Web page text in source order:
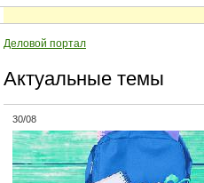
Деловой портал
Актуальные темы
30/08